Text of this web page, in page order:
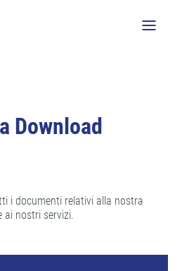
Download
i documenti relativi alla nostra
ai nostri servizi.